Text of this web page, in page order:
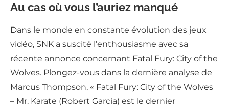
Au cas où vous l’auriez manqué
Dans le monde en constante évolution des jeux
vidéo, SNK a suscité l’enthousiasme avec sa
récente annonce concernant Fatal Fury: City of the
Wolves. Plongez-vous dans la dernière analyse de
Marcus Thompson, « Fatal Fury: City of the Wolves
– Mr. Karate (Robert Garcia) est le dernier